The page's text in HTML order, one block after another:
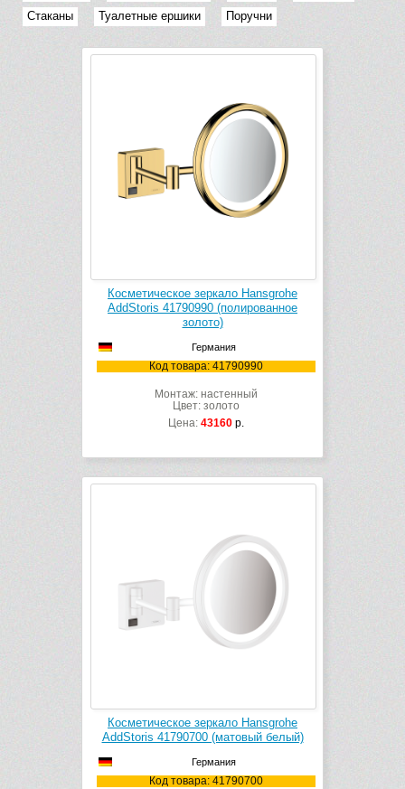
Стаканы
Туалетные ершики Поручни
Косметическое зеркало Hansgrohe
AddStoris 41790990 (полированное
золото)
Германия
Код товара: 41790990
Монтаж: настенный
Цвет: золото
Цена: 43160 р.
Косметическое зеркало Hansgrohe
AddStoris 41790700 (матовый белый)
Германия
Код товара: 41790700